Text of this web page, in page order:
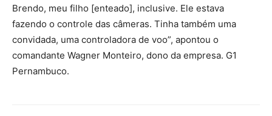
Brendo, meu filho [enteado], inclusive. Ele estava
fazendo o controle das câmeras. Tinha também uma
convidada, uma controladora de voo”, apontou o
comandante Wagner Monteiro, dono da empresa. G1
Pernambuco.